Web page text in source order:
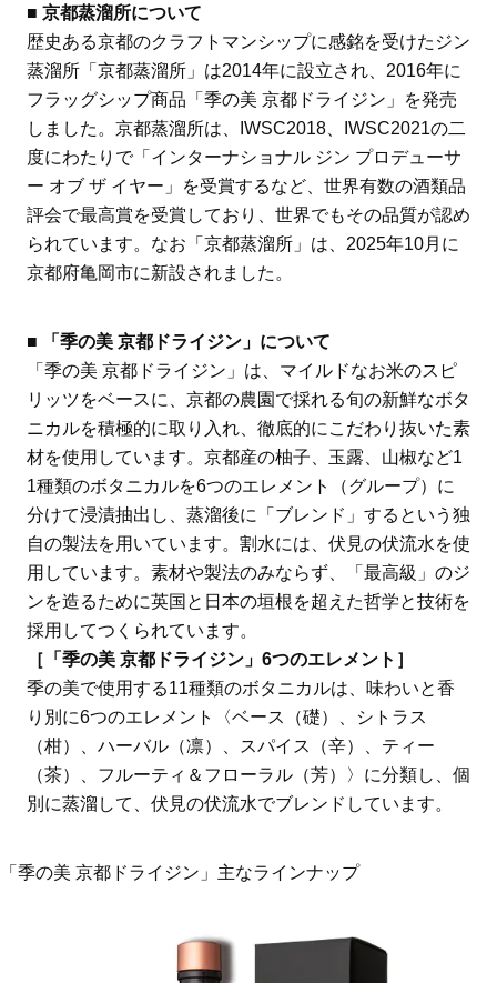
■ 京都蒸溜所について
歴史ある京都のクラフトマンシップに感銘を受けたジン
蒸溜所「京都蒸溜所」は2014年に設立され、2016年に
フラッグシップ商品「季の美 京都ドライジン」を発売
しました。京都蒸溜所は、IWSC2018、IWSC2021の二
度にわたりで「インターナショナル ジン プロデューサ
ー オブ ザ イヤー」を受賞するなど、世界有数の酒類品
評会で最高賞を受賞しており、世界でもその品質が認め
られています。なお「京都蒸溜所」は、2025年10月に
京都府亀岡市に新設されました。
■ 「季の美 京都ドライジン」について
「季の美 京都ドライジン」は、マイルドなお米のスピ
リッツをベースに、京都の農園で採れる旬の新鮮なボタ
ニカルを積極的に取り入れ、徹底的にこだわり抜いた素
材を使用しています。京都産の柚子、玉露、山椒など1
1種類のボタニカルを6つのエレメント（グループ）に
分けて浸漬抽出し、蒸溜後に「ブレンド」するという独
自の製法を用いています。割水には、伏見の伏流水を使
用しています。素材や製法のみならず、「最高級」のジ
ンを造るために英国と日本の垣根を超えた哲学と技術を
採用してつくられています。
［「季の美 京都ドライジン」6つのエレメント］
季の美で使用する11種類のボタニカルは、味わいと香
り別に6つのエレメント〈ベース（礎）、シトラス
（柑）、ハーバル（凛）、スパイス（辛）、ティー
（茶）、フルーティ＆フローラル（芳）〉に分類し、個
別に蒸溜して、伏見の伏流水でブレンドしています。
「季の美 京都ドライジン」主なラインナップ